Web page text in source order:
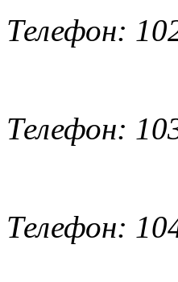
Телефон:
Телефон:
Телефон: